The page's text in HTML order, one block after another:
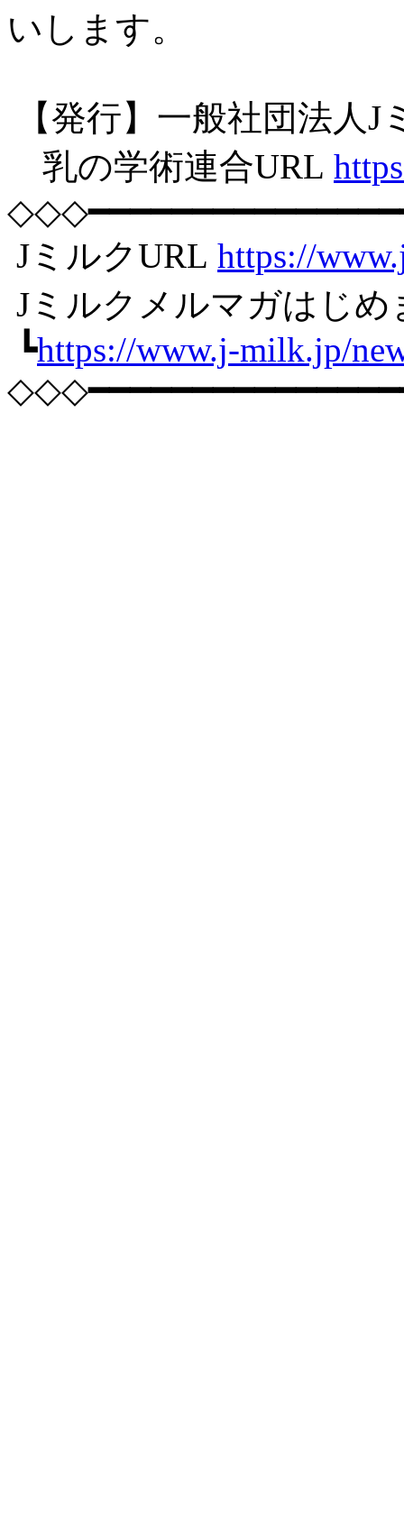
いします。
【発行】一般社団法人
乳の学術連合URL
JミルクURL https://
Jミルクメルマガはじめ
┗https://www.j-milk.jp/